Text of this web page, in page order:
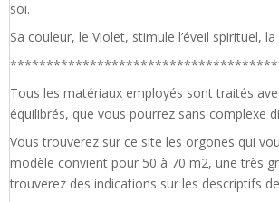
soi.
Sa couleur, le Violet, stimule l’éveil spirituel,
Tous les matériaux employés sont traités
équilibrés, que vous pourrez sans complexe
Vous trouverez sur ce site les orgones qui
modèle convient pour 50 à 70 m2, une très
trouverez des indications sur les descriptifs